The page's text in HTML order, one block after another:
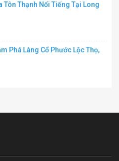
Tôn Thạnh Nổi Tiếng Tại Long
Phá Làng Cổ Phước Lộc Thọ,